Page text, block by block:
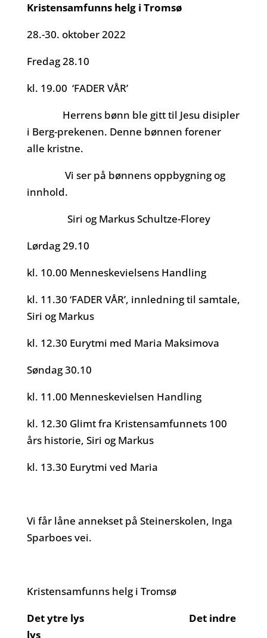
Kristensamfunns helg i Tromsø
28.-30. oktober 2022
Fredag 28.10
kl. 19.00 ‘FADER VÅR’
Herrens bønn ble gitt til Jesu disipler
i Berg-prekenen. Denne bønnen forener
alle kristne.
Vi ser på bønnens oppbygning og
innhold.
Siri og Markus Schultze-Florey
Lørdag 29.10
kl. 10.00 Menneskevielsens Handling
kl. 11.30 ‘FADER VÅR’, innledning til samtale,
Siri og Markus
kl. 12.30 Eurytmi med Maria Maksimova
Søndag 30.10
kl. 11.00 Menneskevielsen Handling
kl. 12.30 Glimt fra Kristensamfunnets 100
års historie, Siri og Markus
kl. 13.30 Eurytmi ved Maria
Vi får låne annekset på Steinerskolen, Inga
Sparboes vei.
Kristensamfunns helg i Tromsø
Det ytre lys Det indre
lys